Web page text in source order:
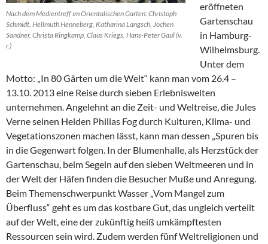
Nach dem Medientreff im Orientalischen Garten: Christoph
Schmidt, Hellmuth Henneberg, Katharina Langsch, Jochen
Sandner, Christa Ringkamp, Claus Kriegs, Hans-Peter Gaul (v.
r.)
eröffneten
Gartenschau
in Hamburg-
Wilhelmsburg.
Unter dem
Motto: „In 80 Gärten um die Welt“ kann man vom 26.4 –
13.10. 2013 eine Reise durch sieben Erlebniswelten
unternehmen. Angelehnt an die Zeit- und Weltreise, die Jules
Verne seinen Helden Philias Fog durch Kulturen, Klima- und
Vegetationszonen machen lässt, kann man dessen „Spuren bis
in die Gegenwart folgen. In der Blumenhalle, als Herzstück der
Gartenschau, beim Segeln auf den sieben Weltmeeren und in
der Welt der Häfen finden die Besucher Muße und Anregung.
Beim Themenschwerpunkt Wasser „Vom Mangel zum
Überfluss“ geht es um das kostbare Gut, das ungleich verteilt
auf der Welt, eine der zukünftig heiß umkämpftesten
Ressourcen sein wird. Zudem werden fünf Weltreligionen und